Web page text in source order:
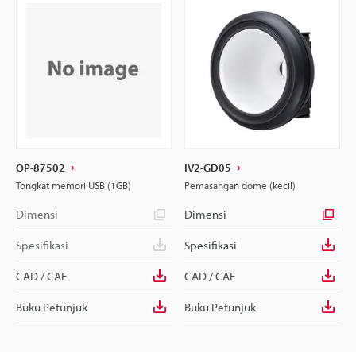
OP-87502
Tongkat memori USB (1GB)
Dimensi
Spesifikasi
CAD / CAE
Buku Petunjuk
IV2-GD05
Pemasangan dome (kecil)
Dimensi
Spesifikasi
CAD / CAE
Buku Petunjuk